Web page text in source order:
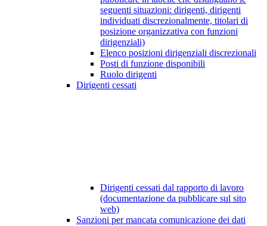
seguenti situazioni: dirigenti, dirigenti
individuati discrezionalmente, titolari di
posizione organizzativa con funzioni
dirigenziali)
Elenco posizioni dirigenziali discrezionali
Posti di funzione disponibili
Ruolo dirigenti
Dirigenti cessati
Dirigenti cessati dal rapporto di lavoro
(documentazione da pubblicare sul sito
web)
Sanzioni per mancata comunicazione dei dati